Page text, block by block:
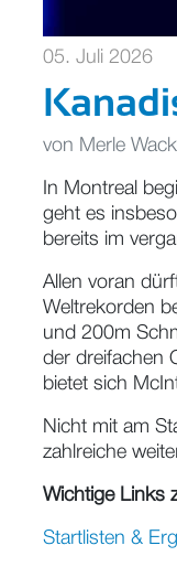
05. Juli 2026
von Merle
In Montreal
geht es
bereits im
Allen voran
Weltrekorden
und 200m
der dreifachen
bietet sich
Nicht mit am
zahlreiche
Wichtige Links
Startlisten &